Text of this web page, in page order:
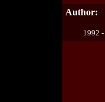
Author:
1992 -